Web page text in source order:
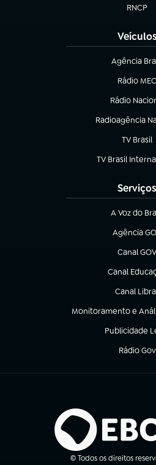
RNCP
(abre
Veículos
Agência
(abre em
Rádio MEC
(abre em
Rádio
Radioagência
(abre em nova
TV Brasil
(abre em
TV Brasil
(abre em nova
Serviços
A Voz do
(abre em
Agência
(abre em
Canal GOV
(abre em
Canal
(abre em
Canal
(abre em
Monitoramento e
(abre em nova aba)
Publicidade
(abre em nova
Rádio Gov
(abre em
© Todos os direitos